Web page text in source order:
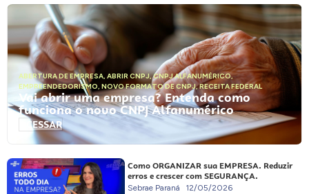
ABERTURA DE EMPRESA, ABRIR CNPJ,CNPJ ALFANUMÉRICO,
EMPREENDEDORISMO, NOVO FORMATO DE CNPJ,RECEITA FEDERAL
Vai abrir uma empresa? Entenda como
funciona o novo CNPJ Alfanumérico
ACESSAR
Como ORGANIZAR sua EMPRESA. Reduzir
erros e crescer com SEGURANÇA.
Sebrae Paraná 12/05/2026